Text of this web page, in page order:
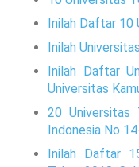
Inilah Daftar 10
Inilah
Inilah Daftar
Universitas
20 Universitas
Indonesia No
Inilah Daftar